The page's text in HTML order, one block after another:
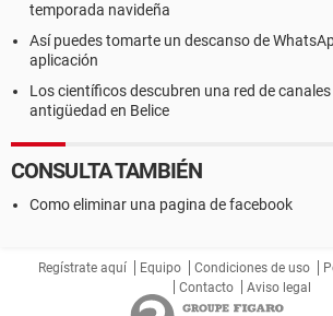
temporada navideña
Así puedes tomarte un descanso de
aplicación
Los científicos descubren una red de
antigüedad en Belice
CONSULTA TAMBIÉN
Como eliminar una pagina de facebook
Regístrate aquí Equipo Condiciones de uso
Contacto
Aviso legal